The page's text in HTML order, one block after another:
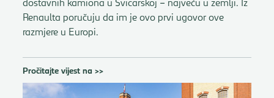
Renaulta poručuju da im je ovo prvi ugovor ove
razmjere u Europi.
Pročitajte vijest na >>